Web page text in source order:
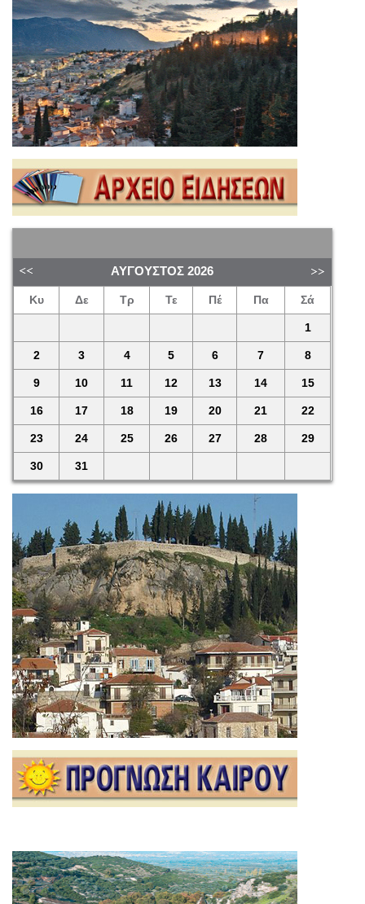
ΑΎΓΟΥΣΤΟΣ 2026
Κυ Δε Τρ Τε Πέ Πα Σά
1
2 3 4 5 6 7 8
9 10 11 12 13 14 15
16 17 18 19 20 21 22
23 24 25 26 27 28 29
30 31